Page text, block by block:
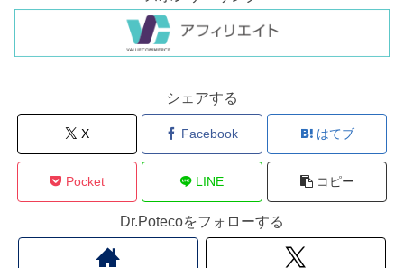
シェアする
X Facebook はてブ
Pocket LINE コピー
Dr.Potecoをフォローする